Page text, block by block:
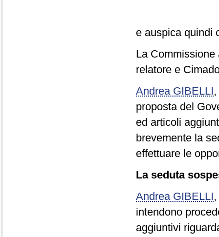
e auspica quindi
La
relatore e
Andrea GIBELLI,
proposta del
ed articoli
brevemente la
effettuare le
La seduta
Andrea GIBELLI,
intendono
aggiuntivi